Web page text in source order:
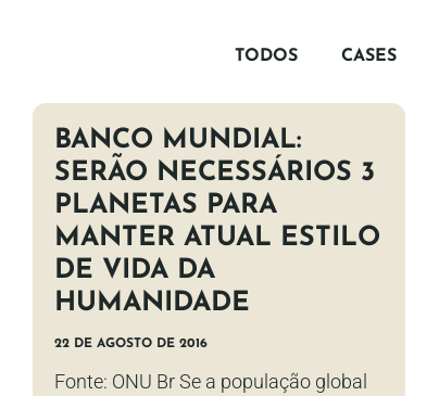
TODOS CASES
BANCO MUNDIAL:
SERÃO NECESSÁRIOS 3
PLANETAS PARA
MANTER ATUAL ESTILO
DE VIDA DA
HUMANIDADE
22 DE AGOSTO DE 2016
Fonte: ONU Br Se a população global